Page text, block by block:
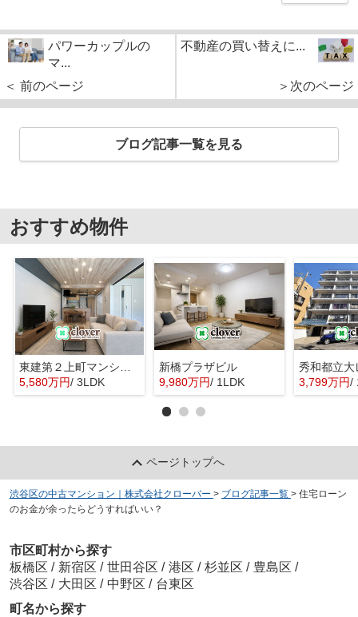
パワーカップルの
マ...
＜ 前のページ
不動産の買い替えに...
＞次のページ
ブログ記事一覧を見る
おすすめ物件
5,580万円/ 3LDK
新橋プラザビル
9,980万円/ 1LDK
秀和都立大
3,799万円/
ページトップへ
渋谷区の中古マンション｜株式会社クローバー > ブログ記事一覧 > 住宅ローン
のお金が余ったらどうすればいい？
市区町村から探す
板橋区 / 新宿区 / 世田谷区 / 港区 / 杉並区 / 豊島区 /
渋谷区 / 大田区 / 中野区 / 台東区
町名から探す